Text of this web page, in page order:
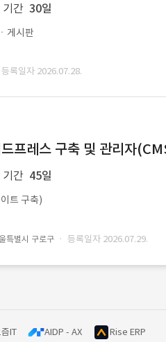
기간 30일
게시판
록일자 2026.07.28.
프레스 구축 및 관리자
기간 45일
트 구축)
특별시 구로구 · 등록일자 2026.07.29.
IT AIDP - AX Rise ERP